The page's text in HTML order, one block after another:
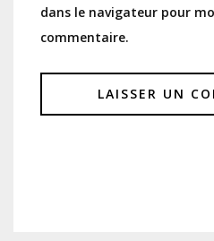
dans le navigateur pour
commentaire.